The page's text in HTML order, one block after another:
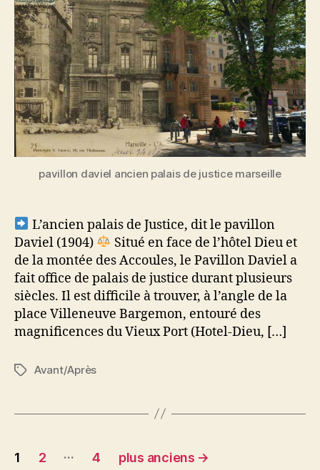
pavillon daviel ancien palais de justice marseille
L’ancien palais de Justice, dit le pavillon
Daviel (1904)
Situé en face de l’hôtel Dieu et
de la montée des Accoules, le Pavillon Daviel a
fait office de palais de justice durant plusieurs
siècles. Il est difficile à trouver, à l’angle de la
place Villeneuve Bargemon, entouré des
magnificences du Vieux Port (Hotel-Dieu, […]
Étiquettes
Avant/Après
Pagination
1 2 … 4 plus anciens →